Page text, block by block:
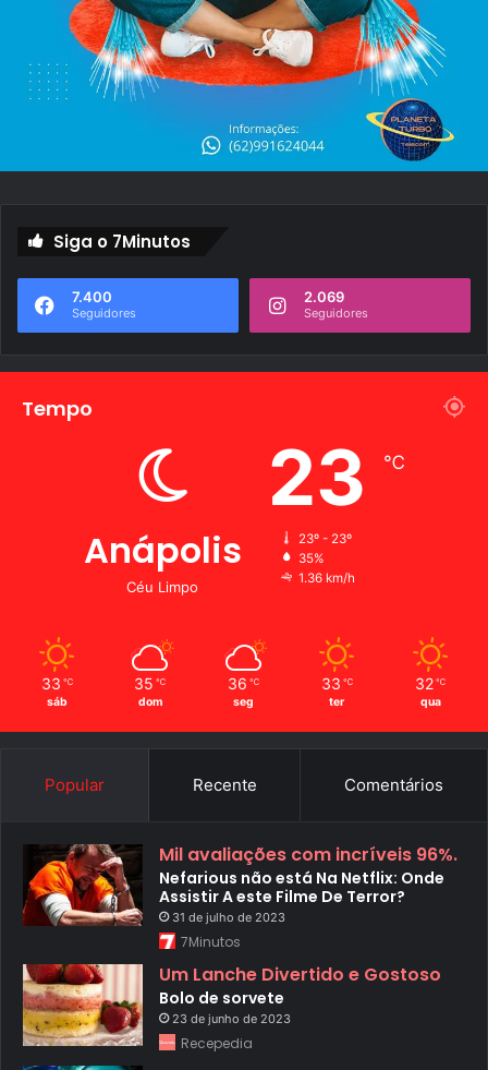
Siga o 7Minutos
7.400
Seguidores
2.069
Seguidores
Tempo
Anápolis
Céu Limpo
23 ℃
23º - 23º
35%
1.36 km/h
33 ℃
sáb
35 ℃
dom
36 ℃
seg
33 ℃
ter
32 ℃
qua
Popular Recente Comentários
Mil avaliações com incríveis 96%.
Nefarious não está Na Netflix: Onde
Assistir A este Filme De Terror?
31 de julho de 2023
7Minutos
Um Lanche Divertido e Gostoso
Bolo de sorvete
23 de junho de 2023
Recepedia